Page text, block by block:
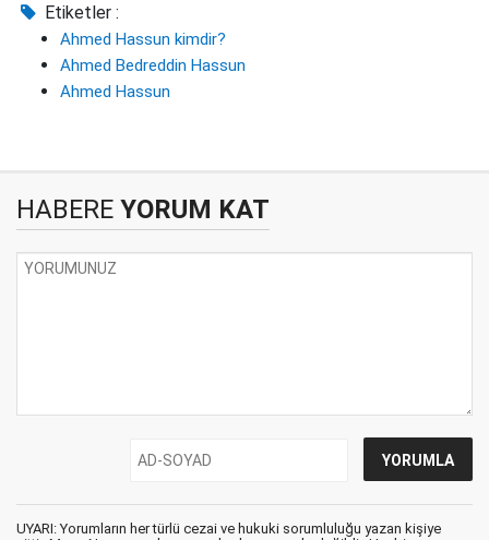
Etiketler :
Ahmed Hassun kimdir?
Ahmed Bedreddin Hassun
Ahmed Hassun
HABERE YORUM KAT
UYARI: Yorumların her türlü cezai ve hukuki sorumluluğu yazan kişiye